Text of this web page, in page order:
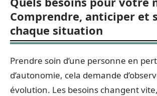
Comprendre, anticiper et
chaque situation
Prendre soin d’une personne en
d’autonomie, cela demande
évolution. Les besoins changent